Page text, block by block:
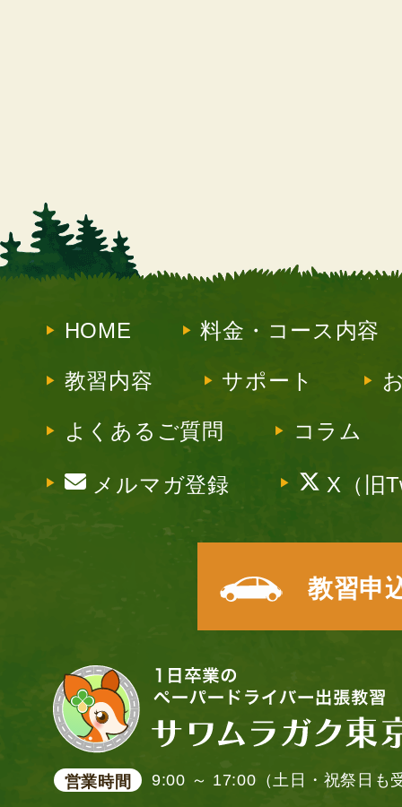
HOME 料金・コース内容
教習内容 サポート
よくあるご質問 コラム
メルマガ登録 X（旧
教習申
営業時間 9:00 ～ 17:00（土日・祝祭日も